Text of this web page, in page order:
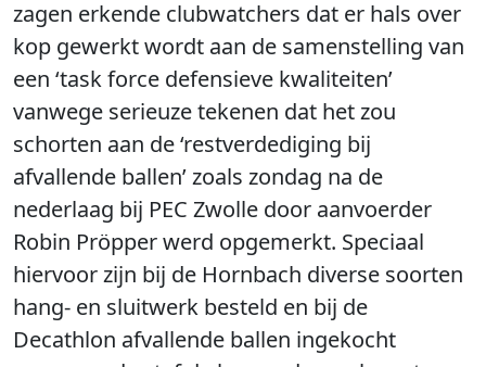
zagen erkende clubwatchers dat er hals over
kop gewerkt wordt aan de samenstelling van
een ‘task force defensieve kwaliteiten’
vanwege serieuze tekenen dat het zou
schorten aan de ‘restverdediging bij
afvallende ballen’ zoals zondag na de
nederlaag bij PEC Zwolle door aanvoerder
Robin Pröpper werd opgemerkt. Speciaal
hiervoor zijn bij de Hornbach diverse soorten
hang- en sluitwerk besteld en bij de
Decathlon afvallende ballen ingekocht